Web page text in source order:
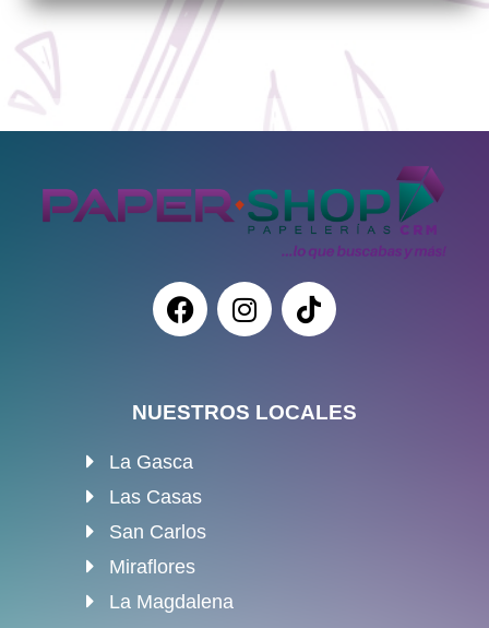
NUESTROS LOCALES
La Gasca
Las Casas
San Carlos
Miraflores
La Magdalena